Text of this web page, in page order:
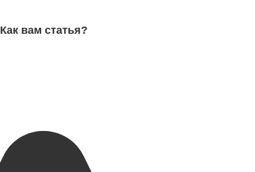
Как вам статья?